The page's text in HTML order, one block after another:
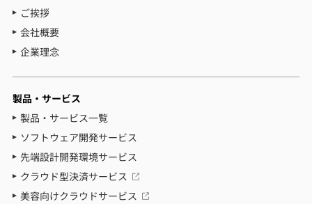
ご挨拶
会社概要
企業理念
製品・サービス
製品・サービス一覧
ソフトウェア開発サービス
先端設計開発環境サービス
クラウド型決済サービス
美容向けクラウドサービス